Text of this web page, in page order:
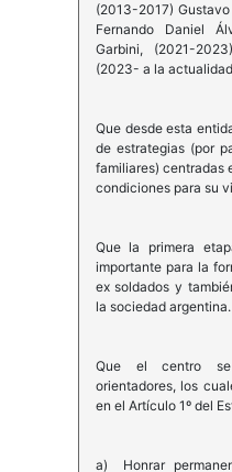
(2013-2017)
Fernando Daniel
Garbini, (2021-
(2023- a la
Que desde esta
de estrategias (por
familiares) centradas
condiciones para su
Que la primera
importante para la
ex soldados y
la sociedad argentina.
Que el centro
orientadores, los
en el Artículo 1º del
a) Honrar